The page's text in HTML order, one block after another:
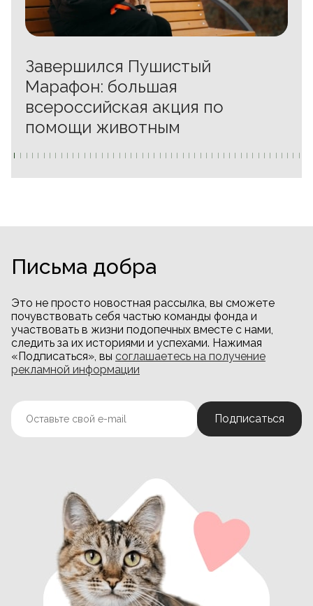
Завершился Пушистый
Марафон: большая
всероссийская акция по
помощи животным
Письма добра
Это не просто новостная рассылка, вы сможете
почувствовать себя частью команды фонда и
участвовать в жизни подопечных вместе с нами,
следить за их историями и успехами. Нажимая
«Подписаться», вы соглашаетесь на получение
рекламной информации